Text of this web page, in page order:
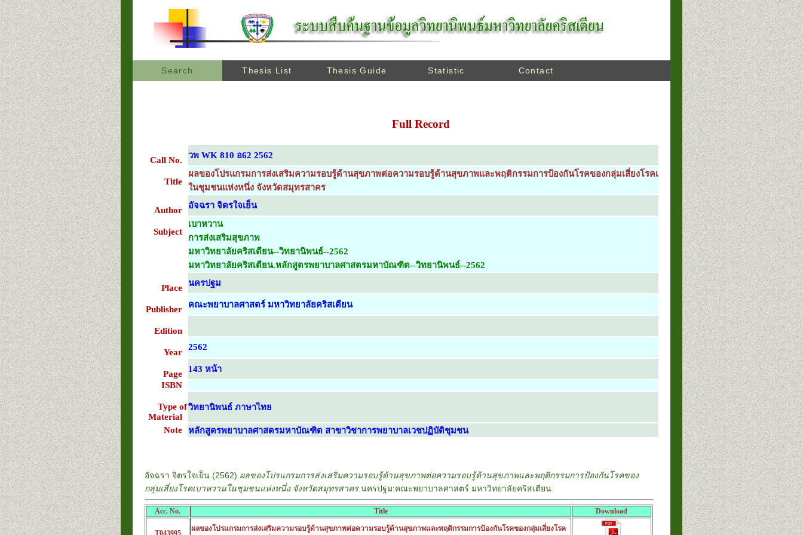
Search Thesis List Thesis Guide Statistic Contact
Full Record
Call No. วพ WK 810 อ62 2562
Title
ผลของโปรแกรมการส่งเสริมความรอบรู้ด้านสุขภาพต่อความรอบรู้ด้านสุขภาพและพฤติกรรมการป้องกันโรคของกลุ่มเสี่ยงโรคเบาหวาน
ในชุมชนแห่งหนึ่ง จังหวัดสมุทรสาคร
Author อัจฉรา จิตรใจเย็น
Subject
เบาหวาน
การส่งเสริมสุขภาพ
มหาวิทยาลัยคริสเตียน--วิทยานิพนธ์--2562
มหาวิทยาลัยคริสเตียน.หลักสูตรพยาบาลศาสตรมหาบัณฑิต--วิทยานิพนธ์--2562
Place นครปฐม
Publisher คณะพยาบาลศาสตร์ มหาวิทยาลัยคริสเตียน
Edition
Year
2562
Page
143 หน้า
ISBN
Type of
Material
วิทยานิพนธ์ ภาษาไทย
Note หลักสูตรพยาบาลศาสตรมหาบัณฑิต สาขาวิชาการพยาบาลเวชปฏิบัติชุมชน
อัจฉรา จิตรใจเย็น.(2562). ผลของโปรแกรมการส่งเสริมความรอบรู้ด้านสุขภาพต่อความรอบรู้ด้านสุขภาพและพฤติกรรมการป้องกันโรคของ
กลุ่มเสี่ยงโรคเบาหวานในชุมชนแห่งหนึ่ง จังหวัดสมุทรสาคร.นครปฐม:คณะพยาบาลศาสตร์ มหาวิทยาลัยคริสเตียน.
Acc. No. Title Download
T043995
ผลของโปรแกรมการส่งเสริมความรอบรู้ด้านสุขภาพต่อความรอบรู้ด้านสุขภาพและพฤติกรรมการป้องกันโรคของกลุ่มเสี่ยงโรค